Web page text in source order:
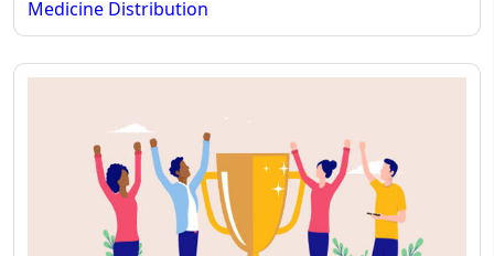
Medicine Distribution